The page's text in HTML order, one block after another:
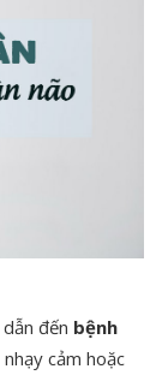
đến bệnh
cảm hoặc